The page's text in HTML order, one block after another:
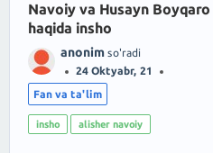
Navoiy va Husayn Boyqaro
haqida insho
anonim so'radi
24 Oktyabr, 21
Fan va ta'lim
insho alisher navoiy